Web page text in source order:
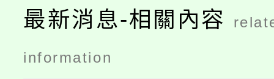
最新消息-相關內容
information